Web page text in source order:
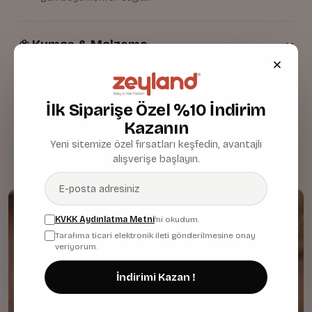
Kumaş & Malzeme
Bakım & Temizlik
İlk Siparişe Özel %10 İndirim
Kazanın
Yeni sitemize özel fırsatları keşfedin, avantajlı
alışverişe başlayın.
KVKK Aydınlatma Metni'ni okudum.
Tarafıma ticari elektronik ileti gönderilmesine onay
veriyorum.
İndirimi Kazan !